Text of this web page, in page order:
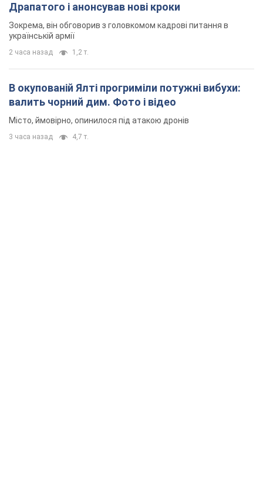
Драпатого і анонсував нові кроки
Зокрема, він обговорив з головкомом кадрові питання в
українській армії
2 часа назад 1,2 т.
В окупованій Ялті прогриміли потужні вибухи:
валить чорний дим. Фото і відео
Місто, ймовірно, опинилося під атакою дронів
3 часа назад 4,7 т.